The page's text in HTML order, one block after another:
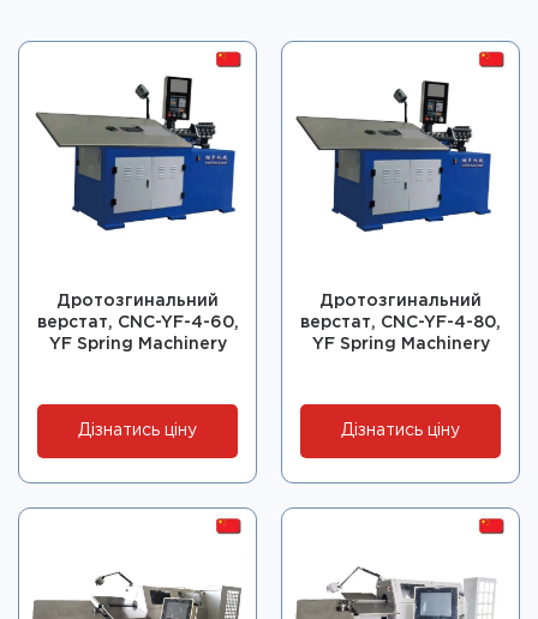
Дротозгинальний
верстат, CNC-YF-4-60,
YF Spring Machinery
Дізнатись ціну
Дротозгинальний
верстат, CNC-YF-4-80,
YF Spring Machinery
Дізнатись ціну